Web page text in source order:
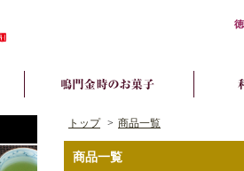
トップ > 商品一覧
商品一覧